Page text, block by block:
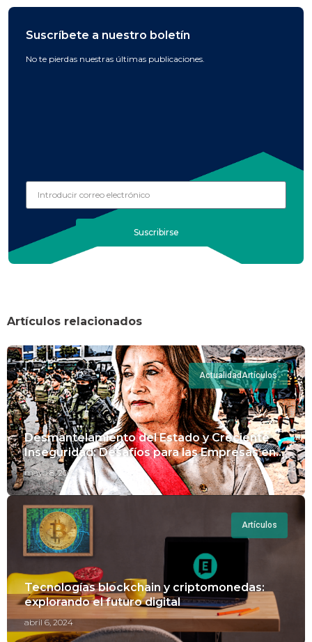
Suscríbete a nuestro boletín
No te pierdas nuestras últimas publicaciones.
Suscribirse
Artículos relacionados
ActualidadArtículos
Desmantelamiento del Estado y Creciente
Inseguridad: Desafíos para las Empresas en
Perú.
mayo 8, 2024
Artículos
Tecnologías blockchain y criptomonedas:
explorando el futuro digital
abril 6, 2024